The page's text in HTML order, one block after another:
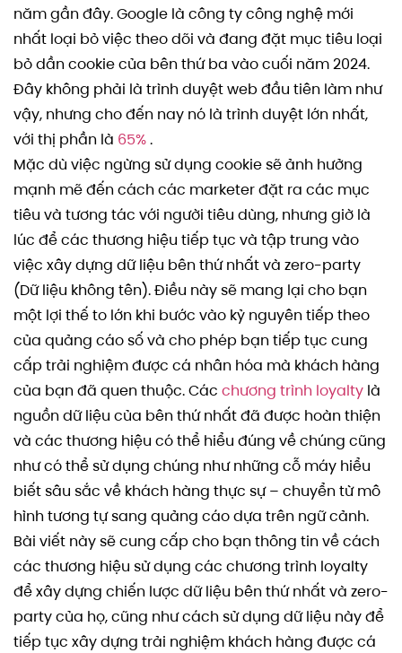
năm gần đây. Google là công ty công nghệ mới
nhất loại bỏ việc theo dõi và đang đặt mục tiêu loại
bỏ dần cookie của bên thứ ba vào cuối năm 2024.
Đây không phải là trình duyệt web đầu tiên làm như
vậy, nhưng cho đến nay nó là trình duyệt lớn nhất,
với thị phần là 65%.
Mặc dù việc ngừng sử dụng cookie sẽ ảnh hưởng
mạnh mẽ đến cách các marketer đặt ra các mục
tiêu và tương tác với người tiêu dùng, nhưng giờ là
lúc để các thương hiệu tiếp tục và tập trung vào
việc xây dựng dữ liệu bên thứ nhất và zero-party
(Dữ liệu không tên). Điều này sẽ mang lại cho bạn
một lợi thế to lớn khi bước vào kỷ nguyên tiếp theo
của quảng cáo số và cho phép bạn tiếp tục cung
cấp trải nghiệm được cá nhân hóa mà khách hàng
của bạn đã quen thuộc. Các chương trình loyalty là
nguồn dữ liệu của bên thứ nhất đã được hoàn thiện
và các thương hiệu có thể hiểu đúng về chúng cũng
như có thể sử dụng chúng như những cỗ máy hiểu
biết sâu sắc về khách hàng thực sự – chuyển từ mô
hình tương tự sang quảng cáo dựa trên ngữ cảnh.
Bài viết này sẽ cung cấp cho bạn thông tin về cách
các thương hiệu sử dụng các chương trình loyalty
để xây dựng chiến lược dữ liệu bên thứ nhất và zero-
party của họ, cũng như cách sử dụng dữ liệu này để
tiếp tục xây dựng trải nghiệm khách hàng được cá